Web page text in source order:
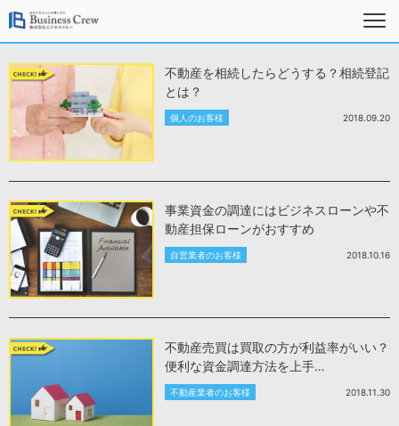
不動産を相続したらどうする？相続登記
とは？
個人のお客様 2018.09.20
事業資金の調達にはビジネスローンや不
動産担保ローンがおすすめ
自営業者のお客様 2018.10.16
不動産売買は買取の方が利益率がいい？
便利な資金調達方法を上手…
不動産業者のお客様 2018.11.30